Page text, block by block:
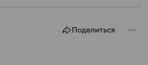
Поделиться